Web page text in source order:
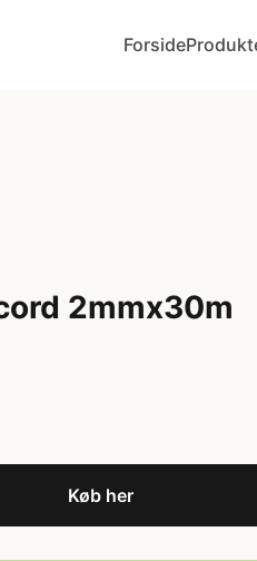
Forside
2mmx30m
Køb her